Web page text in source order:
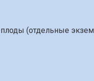
(отдельные